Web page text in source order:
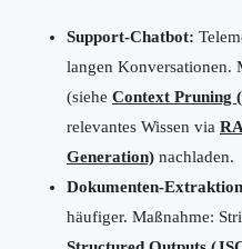
Support-Chatbot:
langen Konversationen.
(siehe Context Pruning
relevantes Wissen via
Generation) nachladen.
Dokumenten-
häufiger. Maßnahme: